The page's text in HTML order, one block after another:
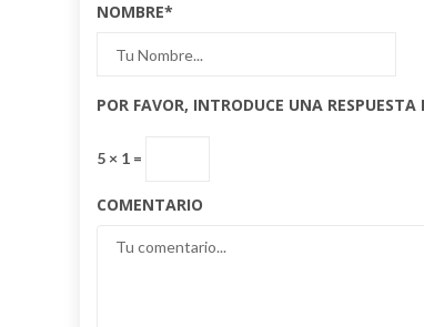
NOMBRE*
POR FAVOR, INTRODUCE UNA RESPUESTA
5 × 1 =
COMENTARIO